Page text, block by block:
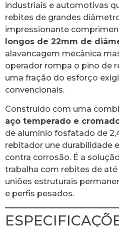
industriais e automotivas
rebites de grandes
impressionante
longos de 22mm de
alavancagem mecânica
operador rompa o pino de
uma fração do esforço
convencionais.
Construído com uma
aço temperado e
de alumínio fosfatado de
rebitador une durabilidade
contra corrosão. É a
trabalha com rebites de até
uniões estruturais
e perfis pesados.